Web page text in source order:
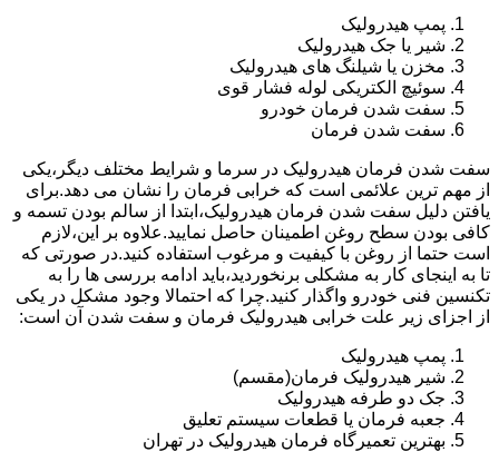
پمپ هیدرولیک
شیر یا جک هیدرولیک
مخزن یا شیلنگ های هیدرولیک
سوئیچ الکتریکی لوله فشار قوی
سفت شدن فرمان خودرو
سفت شدن فرمان
سفت شدن فرمان هیدرولیک در سرما و شرایط مختلف دیگر،یکی
از مهم ترین علائمی است که خرابی فرمان را نشان می دهد.برای
یافتن دلیل سفت شدن فرمان هیدرولیک،ابتدا از سالم بودن تسمه و
کافی بودن سطح روغن اطمینان حاصل نمایید.علاوه بر این،لازم
است حتما از روغن با کیفیت و مرغوب استفاده کنید.در صورتی که
تا به اینجای کار به مشکلی برنخوردید،باید ادامه بررسی ها را به
تکنسین فنی خودرو واگذار کنید.چرا که احتمالا وجود مشکل در یکی
از اجزای زیر علت خرابی هیدرولیک فرمان و سفت شدن آن است:
پمپ هیدرولیک
شیر هیدرولیک فرمان(مقسم)
جک دو طرفه هیدرولیک
جعبه فرمان یا قطعات سیستم تعلیق
بهترین تعمیرگاه فرمان هیدرولیک در تهران